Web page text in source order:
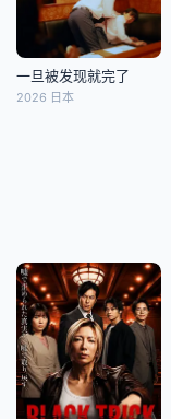
一旦被发现就完了
2026 日本